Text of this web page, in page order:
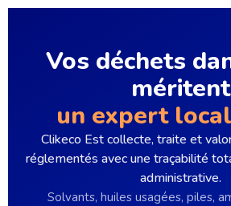
Vos déchets
méritent
un expert
Clikeco Est collecte, traite et
réglementés avec une traçabilité
administrative.
Solvants, huiles usagées, piles,